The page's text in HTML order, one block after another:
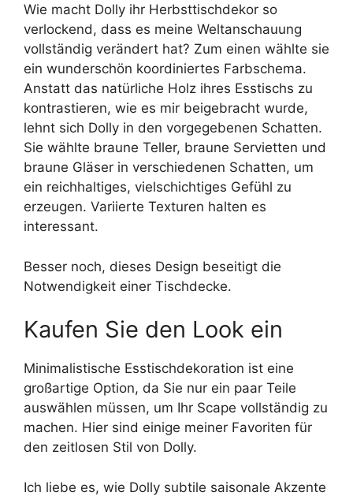
Wie macht Dolly ihr Herbsttischdekor so
verlockend, dass es meine Weltanschauung
vollständig verändert hat? Zum einen wählte sie
ein wunderschön koordiniertes Farbschema.
Anstatt das natürliche Holz ihres Esstischs zu
kontrastieren, wie es mir beigebracht wurde,
lehnt sich Dolly in den vorgegebenen Schatten.
Sie wählte braune Teller, braune Servietten und
braune Gläser in verschiedenen Schatten, um
ein reichhaltiges, vielschichtiges Gefühl zu
erzeugen. Variierte Texturen halten es
interessant.
Besser noch, dieses Design beseitigt die
Notwendigkeit einer Tischdecke.
Kaufen Sie den Look ein
Minimalistische Esstischdekoration ist eine
großartige Option, da Sie nur ein paar Teile
auswählen müssen, um Ihr Scape vollständig zu
machen. Hier sind einige meiner Favoriten für
den zeitlosen Stil von Dolly.
Ich liebe es, wie Dolly subtile saisonale Akzente